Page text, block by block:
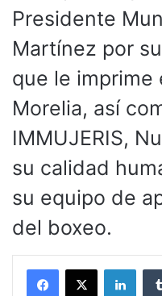
Presidente
Martínez por
que le imprime
Morelia, así
IMMUJERIS,
su calidad
su equipo de
del boxeo.